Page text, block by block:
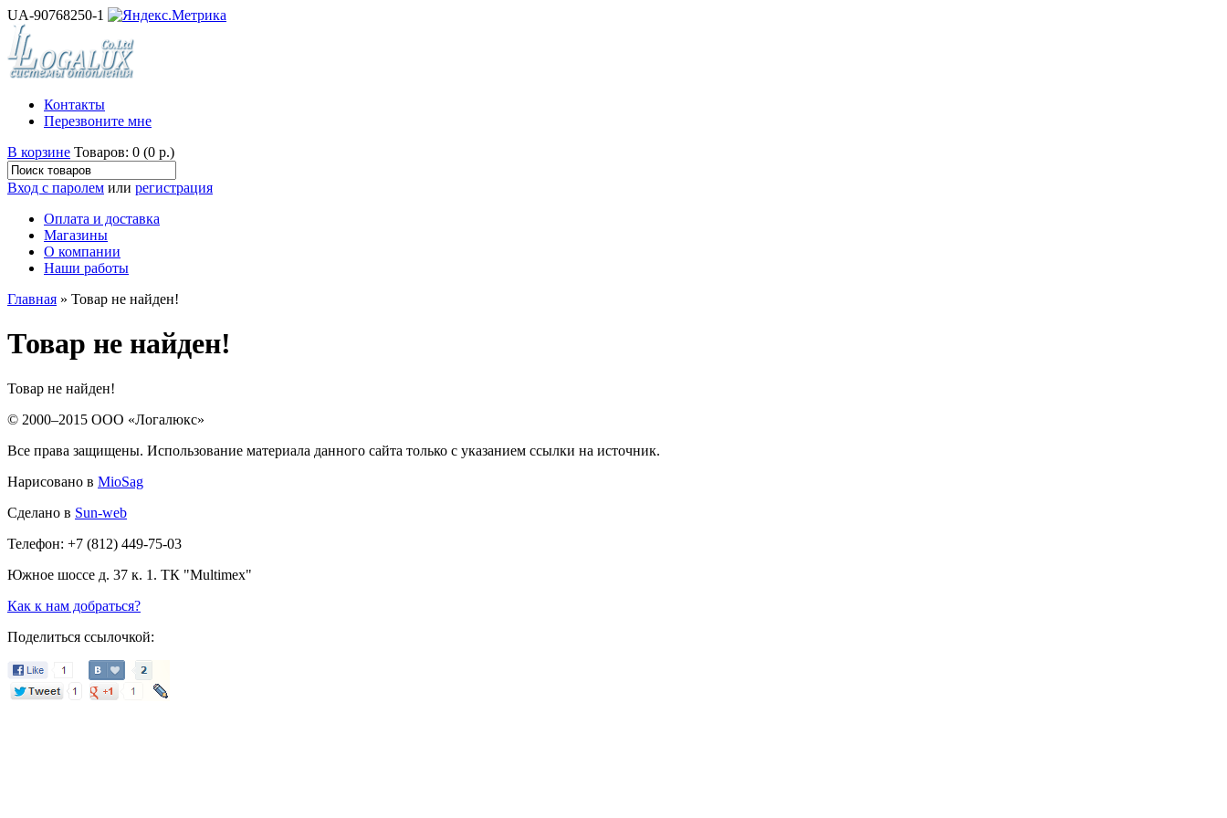
UA-90768250-1
Контакты
Перезвоните мне
В корзине Товаров: 0 (0 р.)
Вход с паролем или регистрация
Оплата и доставка
Магазины
О компании
Наши работы
Главная » Товар не найден!
Товар не найден!
Товар не найден!
© 2000–2015 ООО «Логалюкс»
Все права защищены. Использование материала данного сайта только с указанием ссылки на источник.
Нарисовано в MioSag
Сделано в Sun-web
Телефон: +7 (812) 449-75-03
Южное шоссе д. 37 к. 1. ТК "Multimex"
Как к нам добраться?
Поделиться ссылочкой: